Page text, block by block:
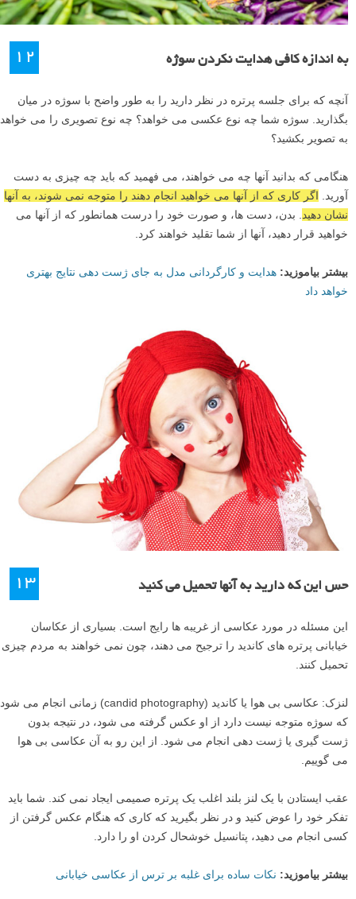
۱۲ به اندازه کافی هدایت نکردن سوژه
آنچه که برای جلسه پرتره در نظر دارید را به طور واضح با سوژه در میان
بگذارید. سوژه شما چه نوع عکسی می خواهد؟ چه نوع تصویری را می خواهد
به تصویر بکشید؟
هنگامی که بدانید آنها چه می خواهند، می فهمید که باید چه چیزی به دست
آورید. اگر کاری که از آنها می خواهید انجام دهند را متوجه نمی شوند، به آنها
نشان دهید
. بدن، دست ها، و صورت خود را درست همانطور که از آنها می
خواهید قرار دهید، آنها از شما تقلید خواهند کرد.
بیشتر بیاموزید: هدایت و کارگردانی مدل به جای ژست دهی نتایج بهتری
خواهد داد
۱۳ حس این که دارید به آنها تحمیل می کنید
این مسئله در مورد عکاسی از غریبه ها رایج است. بسیاری از عکاسان
خیابانی پرتره های کاندید را ترجیح می دهند، چون نمی خواهند به مردم چیزی
تحمیل کنند.
لنزک: عکاسی بی هوا یا کاندید (candid photography) زمانی انجام می شود
که سوژه متوجه نیست دارد از او عکس گرفته می شود، در نتیجه بدون
ژست گیری یا ژست دهی انجام می شود. از این رو به آن عکاسی بی هوا
می گوییم.
عقب ایستادن با یک لنز بلند اغلب یک پرتره صمیمی ایجاد نمی کند. شما باید
تفکر خود را عوض کنید و در نظر بگیرید که کاری که هنگام عکس گرفتن از
کسی انجام می دهید، پتانسیل خوشحال کردن او را دارد.
بیشتر بیاموزید: نکات ساده برای غلبه بر ترس از عکاسی خیابانی